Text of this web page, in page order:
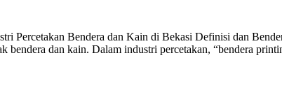
Percetakan Bendera dan Kain di Bekasi Definisi dan
bendera dan kain. Dalam industri percetakan, “bendera